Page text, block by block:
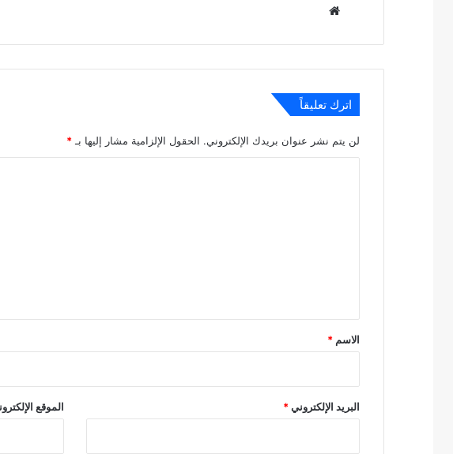
اترك تعليقاً
لن يتم نشر عنوان بريدك الإلكتروني. الحقول الإلزامية مشار إليها بـ *
*
الاسم *
البريد الإلكتروني* الموقع